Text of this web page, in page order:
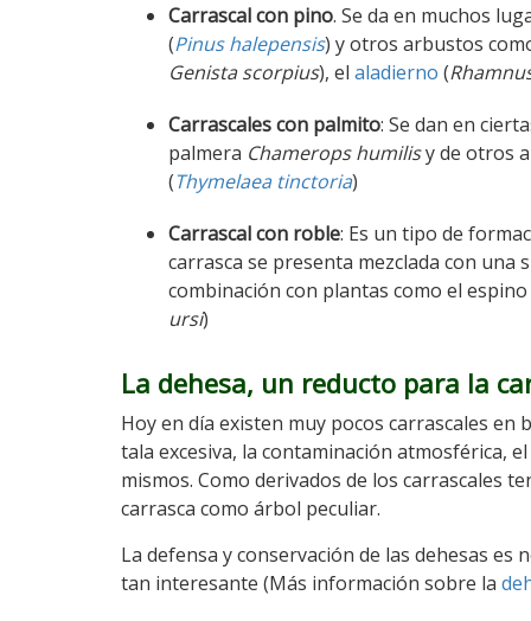
Carrascal con pino. Se da en muchos
(Pinus halepensis) y otros arbustos
Genista scorpius), el aladierno (
Carrascales con palmito: Se dan en
palmera Chamerops humilisy de otros
(Thymelaea tinctoria)
Carrascal con roble: Es un tipo de
carrasca se presenta mezclada con una
combinación con plantas como el
ursi)
La dehesa, un reducto para la
Hoy en día existen muy pocos carrascales
tala excesiva, la contaminación atmosférica,
mismos. Como derivados de los carrascales
carrasca como árbol peculiar.
La defensa y conservación de las dehesas
tan interesante (Más información sobre la